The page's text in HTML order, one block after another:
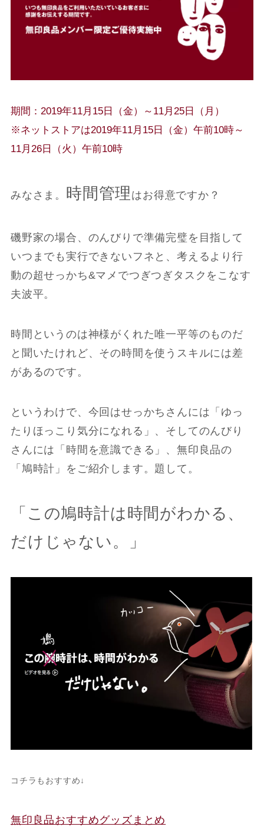
期間：2019年11月15日（金）～11月25日（月）
※ネットストアは2019年11月15日（金）午前10時～
11月26日（火）午前10時
みなさま。 時間管理 はお得意ですか？
磯野家の場合、のんびりで準備完璧を目指して
いつまでも実行できないフネと、考えるより行
動の超せっかち&マメでつぎつぎタスクをこなす
夫波平。
時間というのは神様がくれた唯一平等のものだ
と聞いたけれど、その時間を使うスキルには差
があるのです。
というわけで、今回はせっかちさんには「ゆっ
たりほっこり気分になれる」、そしてのんびり
さんには「時間を意識できる」、無印良品の
「鳩時計」をご紹介します。題して。
「この鳩時計は時間がわかる、
だけじゃない。」
コチラもおすすめ↓
無印良品おすすめグッズまとめ